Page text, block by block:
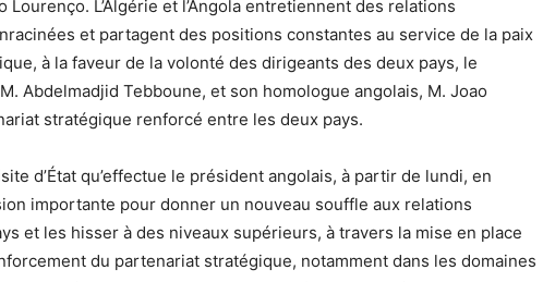
Lourenço. L’Algérie et l’Angola entretiennent des relations
et partagent des positions constantes au service de la paix
à la faveur de la volonté des dirigeants des deux pays, le
Abdelmadjid Tebboune, et son homologue angolais, M. Joao
stratégique renforcé entre les deux pays.
d’État qu’effectue le président angolais, à partir de lundi, en
importante pour donner un nouveau souffle aux relations
et les hisser à des niveaux supérieurs, à travers la mise en place
du partenariat stratégique, notamment dans les domaines